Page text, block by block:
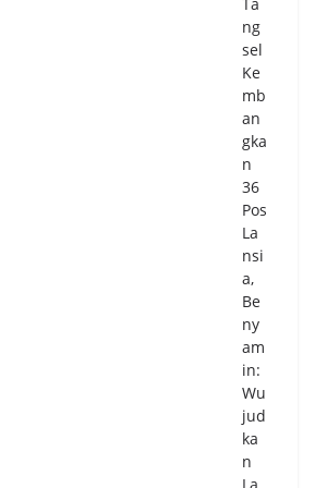
ng
sel
Ke
mb
an
gka
n
36
Pos
La
nsi
a,
Be
ny
am
in:
Wu
jud
ka
n